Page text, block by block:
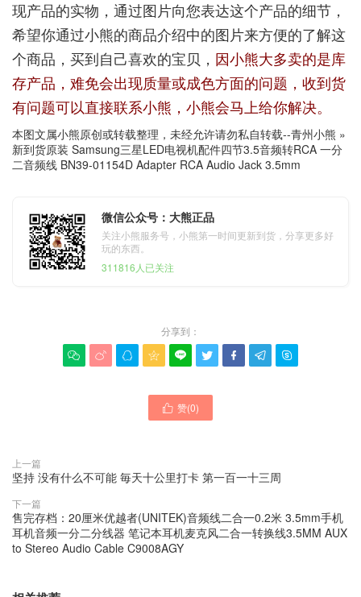
现产品的实物，通过图片向您表达这个产品的细节，
希望你通过小熊的商品介绍中的图片来方便的了解这
个商品，买到自己喜欢的宝贝， 因小熊大多卖的是库
存产品，难免会出现质量或成色方面的问题，收到货
有问题可以直接联系小熊，小熊会马上给你解决。
本图文属小熊原创或转载整理，未经允许请勿私自转载--青州小熊 »
新到货原装 Samsung三星LED电视机配件四节3.5音频转RCA 一分
二音频线 BN39-01154D Adapter RCA Audio Jack 3.5mm
微信公众号：大熊正品
关注小熊服务号，小熊第一时间更新到货，分享更多好
玩的东西。
311816人已关注
分享到：
        
 赞(0)
上一篇
坚持 没有什么不可能 毎天十公里打卡 第一百一十三周
下一篇
售完存档：20厘米优越者(UNITEK)音频线二合一0.2米 3.5mm手机
耳机音频一分二分线器 笔记本耳机麦克风二合一转换线3.5MM AUX
to Stereo Audio Cable C9008AGY